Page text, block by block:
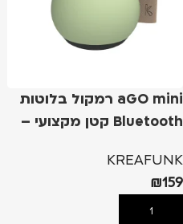
aGO mini רמקול בלוטות
Bluetooth קטן מקצועי –
KREAFUNK
₪159
הוספה לסל